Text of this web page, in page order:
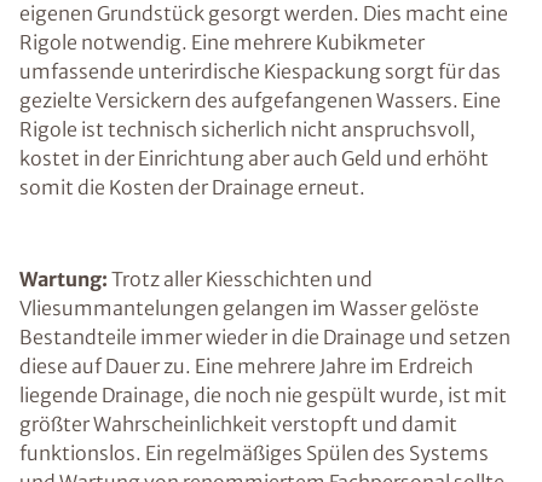
eigenen Grundstück gesorgt werden. Dies macht eine
Rigole notwendig. Eine mehrere Kubikmeter
umfassende unterirdische Kiespackung sorgt für das
gezielte Versickern des aufgefangenen Wassers. Eine
Rigole ist technisch sicherlich nicht anspruchsvoll,
kostet in der Einrichtung aber auch Geld und erhöht
somit die Kosten der Drainage erneut.
Wartung: Trotz aller Kiesschichten und
Vliesummantelungen gelangen im Wasser gelöste
Bestandteile immer wieder in die Drainage und setzen
diese auf Dauer zu. Eine mehrere Jahre im Erdreich
liegende Drainage, die noch nie gespült wurde, ist mit
größter Wahrscheinlichkeit verstopft und damit
funktionslos. Ein regelmäßiges Spülen des Systems